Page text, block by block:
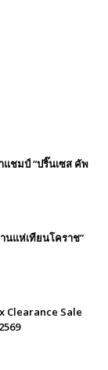
ชมป์ “ปริ๊นเซส คัพ
นแห่เทียนโคราช”
Clearance Sale